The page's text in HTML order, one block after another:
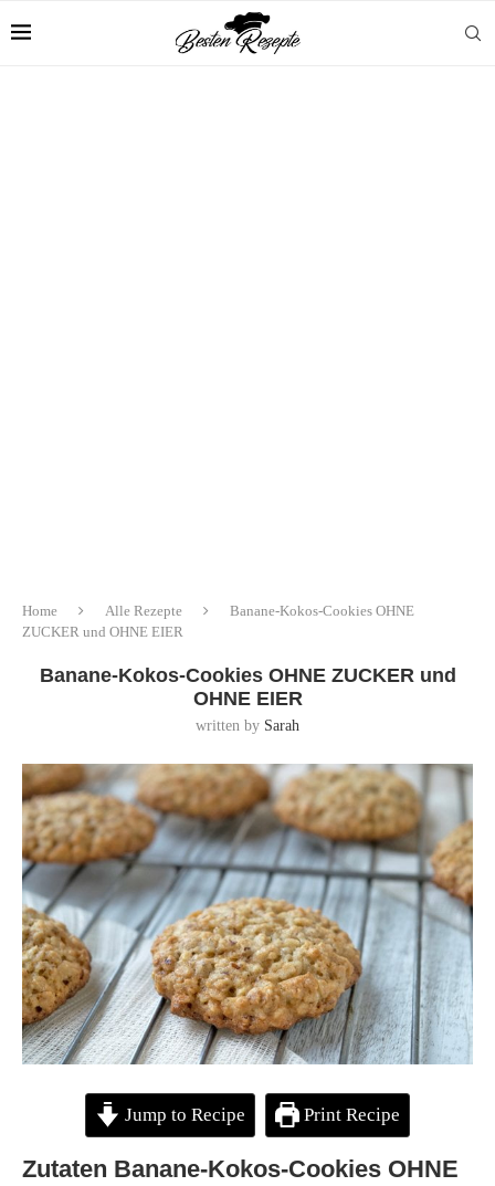
Home Alle Rezepte
Banane-Kokos-Cookies OHNE
ZUCKER und OHNE EIER
Banane-Kokos-Cookies OHNE ZUCKER und
OHNE EIER
written by Sarah
Jump to Recipe Print Recipe
Zutaten Banane-Kokos-Cookies OHNE